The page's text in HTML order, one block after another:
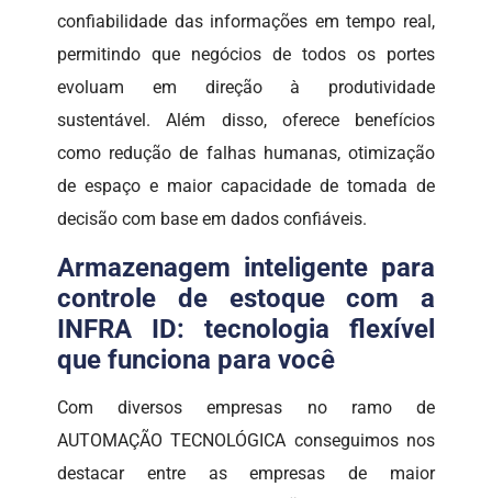
confiabilidade das informações em tempo real,
permitindo que negócios de todos os portes
evoluam em direção à produtividade
sustentável. Além disso, oferece benefícios
como redução de falhas humanas, otimização
de espaço e maior capacidade de tomada de
decisão com base em dados confiáveis.
Armazenagem inteligente para
controle de estoque com a
INFRA ID: tecnologia flexível
que funciona para você
Com diversos empresas no ramo de
AUTOMAÇÃO TECNOLÓGICA conseguimos nos
destacar entre as empresas de maior